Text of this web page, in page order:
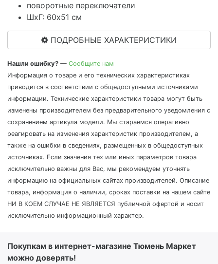
поворотные переключатели
ШхГ: 60х51 см
ПОДРОБНЫЕ ХАРАКТЕРИСТИКИ
Нашли ошибку? — Сообщите нам
Информация о товаре и его технических характеристиках
приводится в соответствии с общедоступными источниками
информации. Технические характеристики товара могут быть
изменены производителем без предварительного уведомления с
сохранением артикула модели. Мы стараемся оперативно
реагировать на изменения характеристик производителем, а
также на ошибки в сведениях, размещенных в общедоступных
источниках. Если значения тех или иных параметров товара
исключительно важны для Вас, мы рекомендуем уточнять
информацию на официальных сайтах производителей. Описание
товара, информация о наличии, сроках поставки на нашем сайте
НИ В КОЕМ СЛУЧАЕ НЕ ЯВЛЯЕТСЯ публичной офертой и носит
исключительно информационный характер.
Покупкам в интернет-магазине Тюмень Маркет
можно доверять!